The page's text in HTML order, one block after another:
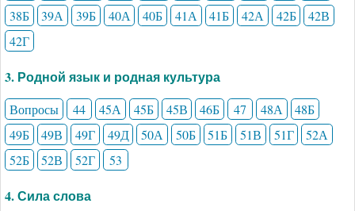
38Б
39А 39Б 40А 40Б 41А 41Б 42А 42Б
42В
42Г
3. Родной язык и родная культура
Вопросы 44 45А 45Б 45В 46Б 47 48А
48Б
49Б
49В 49Г 49Д 50А 50Б 51Б 51В 51Г
52А
52Б
52В 52Г 53
4. Сила слова